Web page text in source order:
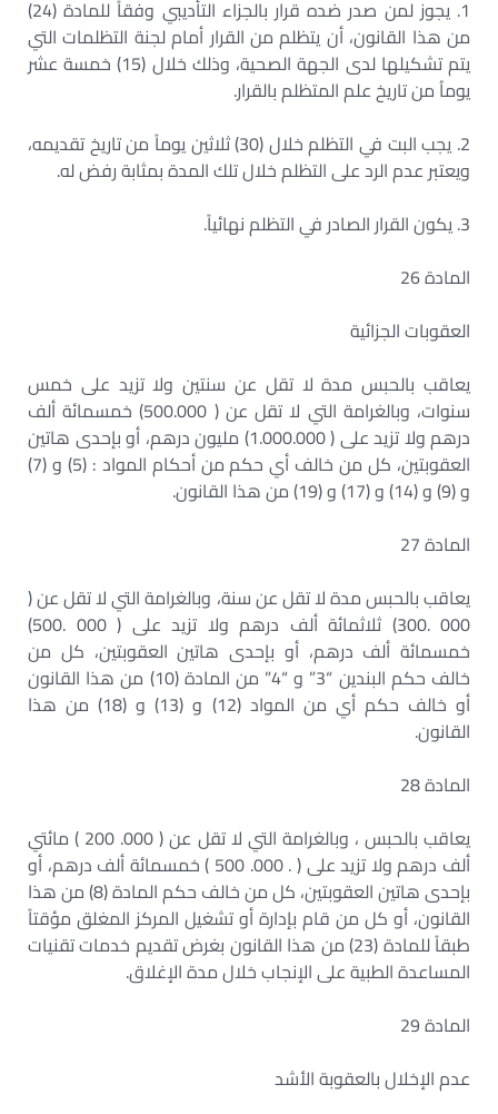
1. يجوز لمن صدر ضده قرار بالجزاء التأديبي وفقاً للمادة (24)
من هذا القانون، أن يتظلم من القرار أمام لجنة التظلمات التي
يتم تشكيلها لدى الجهة الصحية، وذلك خلال (15) خمسة عشر
يوماُ من تاريخ علم المتظلم بالقرار.
2. يجب البت في التظلم خلال (30) ثلاثين يوماً من تاريخ تقديمه،
ويعتبر عدم الرد على التظلم خلال تلك المدة بمثابة رفض له.
3. يكون القرار الصادر في التظلم نهائياً.
المادة 26
العقوبات الجزائية
يعاقب بالحبس مدة لا تقل عن سنتين ولا تزيد على خمس
سنوات، وبالغرامة التي لا تقل عن ( 500.000) خمسمائة ألف
درهم ولا تزيد على ( 1.000.000) مليون درهم، أو بإحدى هاتين
العقوبتين، كل من خالف أي حكم من أحكام المواد : (5) و (7)
و (9) و (14) و (17) و (19) من هذا القانون.
المادة 27
يعاقب بالحبس مدة لا تقل عن سنة، وبالغرامة التي لا تقل عن (
000 .300) ثلاثمائة ألف درهم ولا تزيد على ( 000 .500)
خمسمائة ألف درهم، أو بإحدى هاتين العقوبتين، كل من
خالف حكم البندين “3” و “4” من المادة (10) من هذا القانون
أو خالف حكم أي من المواد (12) و (13) و (18) من هذا
القانون.
المادة 28
يعاقب بالحبس ، وبالغرامة التي لا تقل عن ( 000. 200 ) مائتي
ألف درهم ولا تزيد على ( . 000. 500 ) خمسمائة ألف درهم، أو
بإحدى هاتين العقوبتين، كل من خالف حكم المادة (8) من هذا
القانون، أو كل من قام بإدارة أو تشغيل المركز المغلق مؤقتاً
طبقاً للمادة (23) من هذا القانون بغرض تقديم خدمات تقنيات
المساعدة الطبية على الإنجاب خلال مدة الإغلاق.
المادة 29
عدم الإخلال بالعقوبة الأشد